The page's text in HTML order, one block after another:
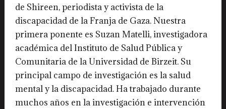
de Shireen, periodista y activista de la
discapacidad de la Franja de Gaza. Nuestra
primera ponente es Suzan Matelli, investigadora
académica del Instituto de Salud Pública y
Comunitaria de la Universidad de Birzeit. Su
principal campo de investigación es la salud
mental y la discapacidad. Ha trabajado durante
muchos años en la investigación e intervención